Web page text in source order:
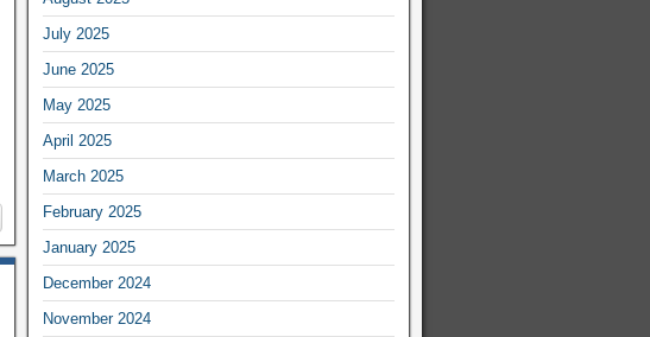
July 2025
June 2025
May 2025
April 2025
March 2025
February 2025
January 2025
December 2024
November 2024